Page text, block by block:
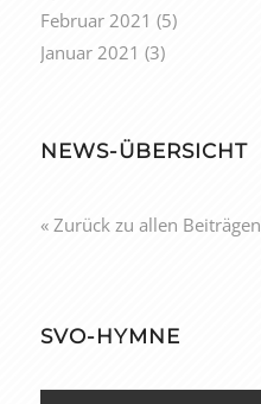
Februar 2021 (5)
Januar 2021 (3)
NEWS-ÜBERSICHT
« Zurück zu allen Beiträgen
SVO-HYMNE